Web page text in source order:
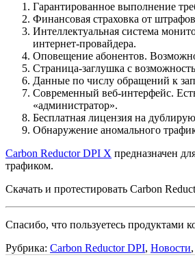
Гарантированное выполнение
Финансовая страховка от
Интеллектуальная система
интернет-провайдера.
Оповещение абонентов.
Страница-заглушка с
Данные по числу обращений к
Современный веб-интерфейс.
«администратор».
Бесплатная лицензия на
Обнаружение аномального
Carbon Reductor DPI X предназначен
трафиком.
Скачать и протестировать Carbon
Спасибо, что пользуетесь продуктами
Рубрика: Carbon Reductor DPI, Новости,